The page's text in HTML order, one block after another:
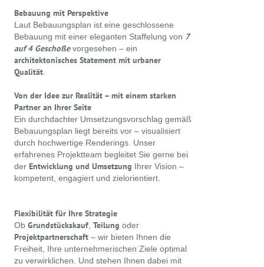
Bebauung mit Perspektive
Laut Bebauungsplan ist eine geschlossene
Bebauung mit einer eleganten Staffelung von 7
auf 4 Geschoßevorgesehen – ein
architektonisches Statement mit urbaner
Qualität
Von der Idee zur Realität – mit einem starken
Partner an Ihrer Seite
Ein durchdachter Umsetzungsvorschlag gemäß
Bebauungsplan liegt bereits vor – visualisiert
durch hochwertige Renderings. Unser
erfahrenes Projektteam begleitet Sie gerne bei
der Entwicklung und Umsetzung Ihrer Vision –
kompetent, engagiert und zielorientiert.
Flexibilität für Ihre Strategie
Ob Grundstückskauf Teilung oder
Projektpartnerschaft – wir bieten Ihnen die
Freiheit, Ihre unternehmerischen Ziele optimal
zu verwirklichen. Und stehen Ihnen dabei mit